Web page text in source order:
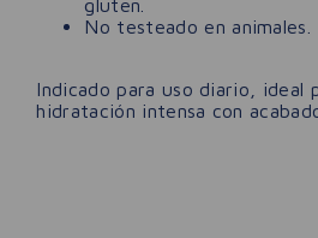
gluten.
No testeado en animales.
Indicado para uso diario, ideal
hidratación intensa con